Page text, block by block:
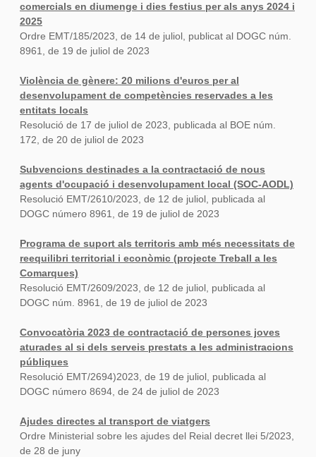
comercials en diumenge i dies festius per als anys 2024 i
2025
Ordre EMT/185/2023, de 14 de juliol, publicat al DOGC núm.
8961, de 19 de juliol de 2023
Violència de gènere: 20 milions d'euros per al
desenvolupament de competències reservades a les
entitats locals
Resolució de 17 de juliol de 2023, publicada al BOE núm.
172, de 20 de juliol de 2023
Subvencions destinades a la contractació de nous
agents d'ocupació i desenvolupament local (SOC-AODL)
Resolució EMT/2610/2023, de 12 de juliol, publicada al
DOGC número 8961, de 19 de juliol de 2023
Programa de suport als territoris amb més necessitats de
reequilibri territorial i econòmic (projecte Treball a les
Comarques)
Resolució EMT/2609/2023, de 12 de juliol, publicada al
DOGC núm. 8961, de 19 de juliol de 2023
Convocatòria 2023 de contractació de persones joves
aturades al si dels serveis prestats a les administracions
públiques
Resolució EMT/2694)2023, de 19 de juliol, publicada al
DOGC número 8694, de 24 de juliol de 2023
Ajudes directes al transport de viatgers
Ordre Ministerial sobre les ajudes del Reial decret llei 5/2023,
de 28 de juny